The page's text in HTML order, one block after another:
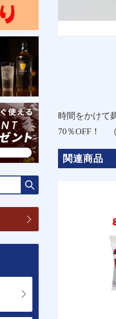
時間をかけて
70％OFF！ （
関連商品